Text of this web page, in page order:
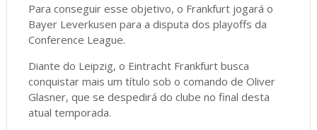
Para conseguir esse objetivo, o Frankfurt jogará o
Bayer Leverkusen para a disputa dos playoffs da
Conference League.
Diante do Leipzig, o Eintracht Frankfurt busca
conquistar mais um título sob o comando de Oliver
Glasner, que se despedirá do clube no final desta
atual temporada.